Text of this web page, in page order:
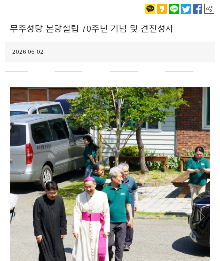
무주성당 본당설립 70주년 기념 및 견진성사
2026-06-02